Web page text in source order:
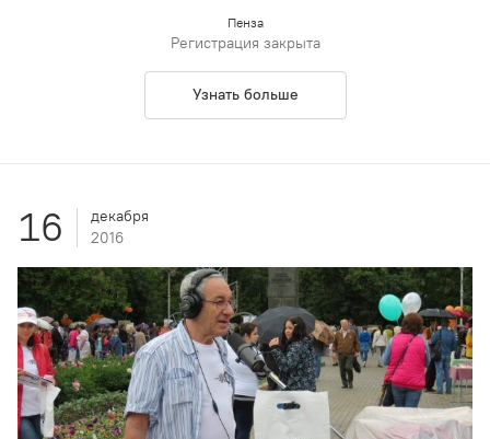
Пенза
Регистрация закрыта
Узнать больше
16
декабря
2016